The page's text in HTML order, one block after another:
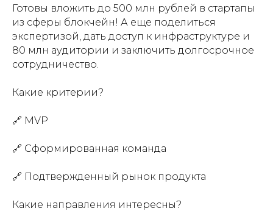
Готовы вложить до 500 млн рублей в стартапы
из сферы блокчейн! А еще поделиться
экспертизой, дать доступ к инфраструктуре и
80 млн аудитории и заключить долгосрочное
сотрудничество.
Какие критерии?
🔗 MVP
🔗 Сформированная команда
🔗 Подтвержденный рынок продукта
Какие направления интересны?